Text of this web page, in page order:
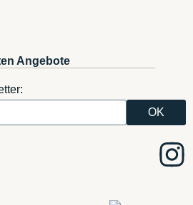
Angebote